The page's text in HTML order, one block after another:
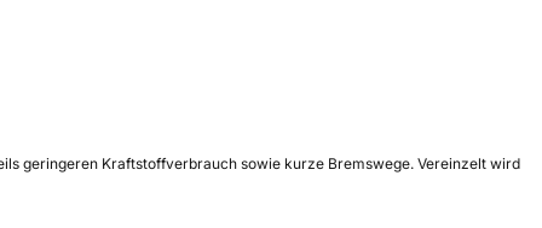
geringeren Kraftstoffverbrauch sowie kurze Bremswege. Vereinzelt wird